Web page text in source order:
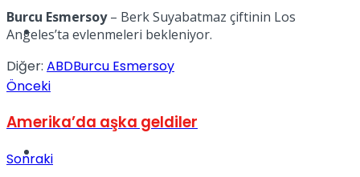
Türkiye
Müzik
No Result
Burcu Esmersoy– Berk Suyabatmaz çiftinin Los
Angeles’ta evlenmeleri bekleniyor.
Diğer: ABDBurcu Esmersoy
Önceki
Amerika’da aşka geldiler
Sonraki